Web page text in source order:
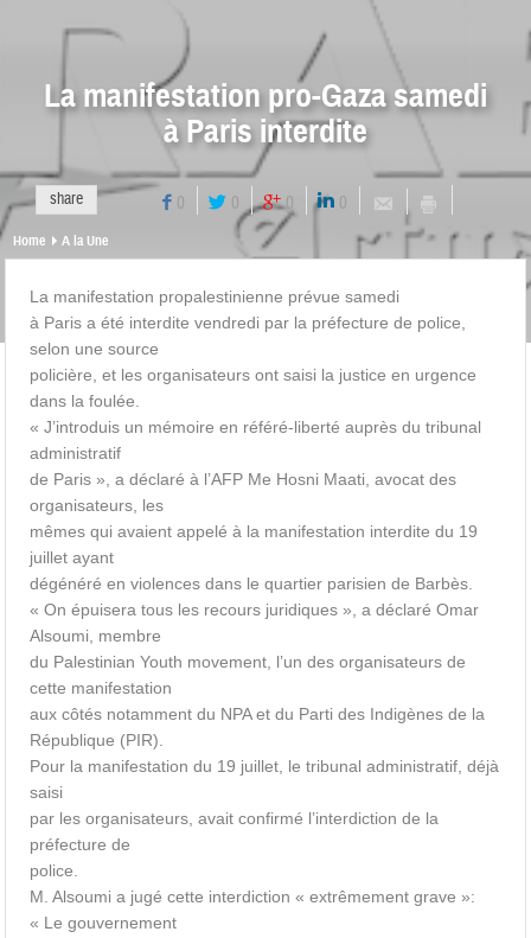
La manifestation pro-Gaza samedi
à Paris interdite
share 0 0 0 0
Home A la Une
La manifestation propalestinienne prévue samedi
à Paris a été interdite vendredi par la préfecture de police,
selon une source
policière, et les organisateurs ont saisi la justice en urgence
dans la foulée.
« J’introduis un mémoire en référé-liberté auprès du tribunal
administratif
de Paris », a déclaré à l’AFP Me Hosni Maati, avocat des
organisateurs, les
mêmes qui avaient appelé à la manifestation interdite du 19
juillet ayant
dégénéré en violences dans le quartier parisien de Barbès.
« On épuisera tous les recours juridiques », a déclaré Omar
Alsoumi, membre
du Palestinian Youth movement, l’un des organisateurs de
cette manifestation
aux côtés notamment du NPA et du Parti des Indigènes de la
République (PIR).
Pour la manifestation du 19 juillet, le tribunal administratif, déjà
saisi
par les organisateurs, avait confirmé l’interdiction de la
préfecture de
police.
M. Alsoumi a jugé cette interdiction « extrêmement grave »:
« Le gouvernement